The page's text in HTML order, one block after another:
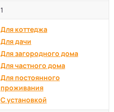
1
Для коттеджа
Для дачи
Для загородного дома
Для частного дома
Для постоянного
проживания
С установкой